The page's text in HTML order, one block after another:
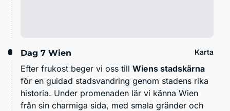
Dag 7 Wien Karta
Efter frukost beger vi oss till Wiens stadskärna
för en guidad stadsvandring genom stadens rika
historia. Under promenaden lär vi känna Wien
från sin charmiga sida, med smala gränder och